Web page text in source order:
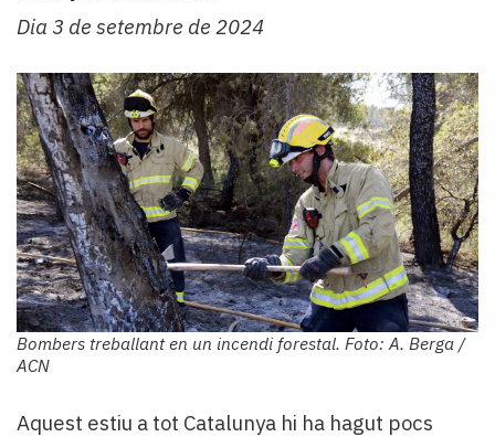
Dia 3 de setembre de 2024
Bombers treballant en un incendi forestal. Foto: A. Berga /
ACN
Aquest estiu a tot Catalunya hi ha hagut pocs